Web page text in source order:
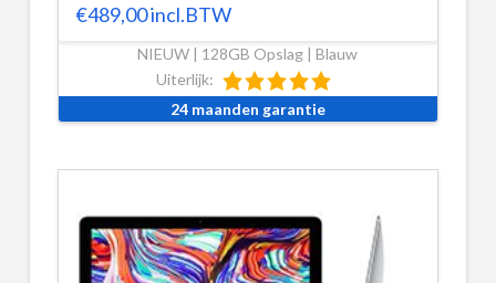
€489,00incl.BTW
NIEUW | 128GB Opslag | Blauw
Uiterlijk:
24 maanden garantie